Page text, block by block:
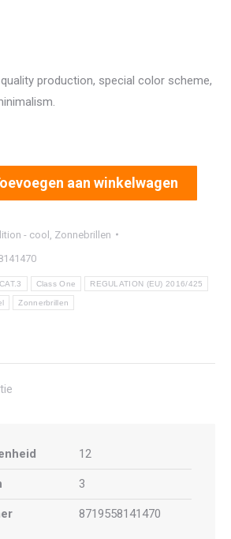
production, special color scheme,
aan winkelwagen
- cool
Zonnebrillen
CAT.3 Class One REGULATION (EU) 2016/425
Zonnerbrillen
12
3
8719558141470